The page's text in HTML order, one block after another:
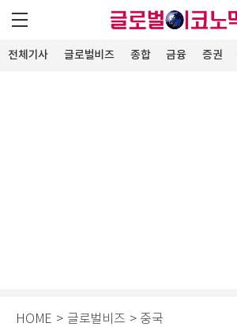
전체기사 글로벌비즈 종합 금융 증권
HOME > 글로벌비즈 > 중국